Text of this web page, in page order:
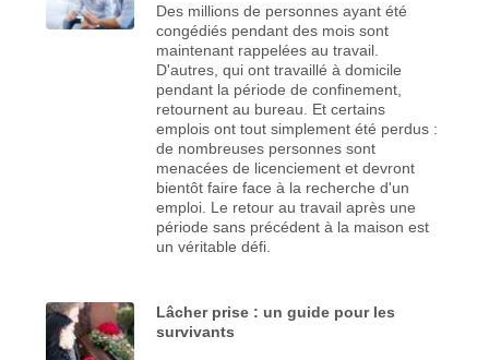
Des millions de personnes ayant été
congédiés pendant des mois sont
maintenant rappelées au travail.
D'autres, qui ont travaillé à domicile
pendant la période de confinement,
retournent au bureau. Et certains
emplois ont tout simplement été perdus :
de nombreuses personnes sont
menacées de licenciement et devront
bientôt faire face à la recherche d'un
emploi. Le retour au travail après une
période sans précédent à la maison est
un véritable défi.
Lâcher prise : un guide pour les
survivants